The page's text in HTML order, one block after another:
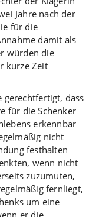
Jahre nach der
für die
damit als
würden die
kurze Zeit
gerechtfertigt, dass
für die Schenker
erkennbar
nicht
festhalten
wenn nicht
zuzumuten,
fernliegt,
um eine
er die